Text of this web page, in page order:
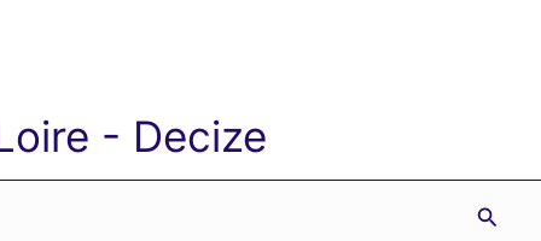
- Decize